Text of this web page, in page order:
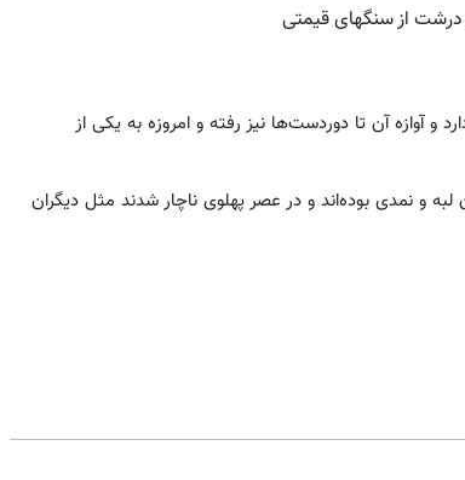
درشت از سنگهای قیمتی
آوازه آن تا دوردست‌ها نیز رفته و امروزه به یکی از
لبه و نمدی بوده‌اند و در عصر پهلوی ناچار شدند مثل دیگران